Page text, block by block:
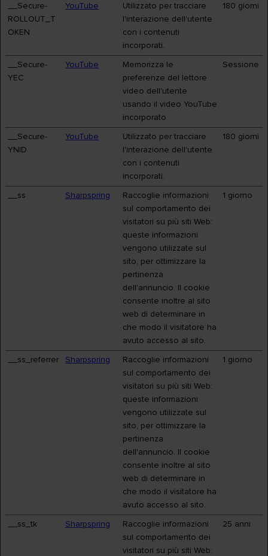
__Secure-
ROLLOUT_T
OKEN
YouTube
Utilizzato per tracciare
l'interazione dell'utente
con i contenuti
incorporati.
180 giorni
__Secure-
YEC
YouTube
Memorizza le
preferenze del lettore
video dell'utente
usando il video YouTube
incorporato
Sessione
__Secure-
YNID
YouTube
Utilizzato per tracciare
l'interazione dell'utente
con i contenuti
incorporati.
180 giorni
__ss Sharpspring
Raccoglie informazioni
sul comportamento dei
visitatori su più siti Web:
queste informazioni
vengono utilizzate sul
sito, per ottimizzare la
pertinenza
dell'annuncio. Il cookie
consente inoltre al sito
web di determinare in
che modo il visitatore ha
avuto accesso al sito.
1 giorno
__ss_referrer Sharpspring
Raccoglie informazioni
sul comportamento dei
visitatori su più siti Web:
queste informazioni
vengono utilizzate sul
sito, per ottimizzare la
pertinenza
dell'annuncio. Il cookie
consente inoltre al sito
web di determinare in
che modo il visitatore ha
avuto accesso al sito.
1 giorno
__ss_tk Sharpspring
Raccoglie informazioni
sul comportamento dei
visitatori su più siti Web:
25 anni